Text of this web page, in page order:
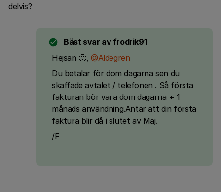
delvis?
Bäst svar av frodrik91
Hejsan 🙂, @Aldegren
Du betalar för dom dagarna sen du
skaffade avtalet / telefonen . Så första
fakturan bör vara dom dagarna + 1
månads användning.Antar att din första
faktura blir då i slutet av Maj.
/F